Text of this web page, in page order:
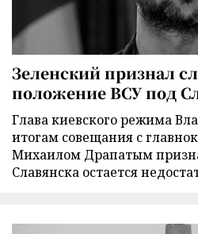
Зеленский признал
положение ВСУ под
Глава киевского режима
итогам совещания с
Михаилом Драпатым
Славянска остается